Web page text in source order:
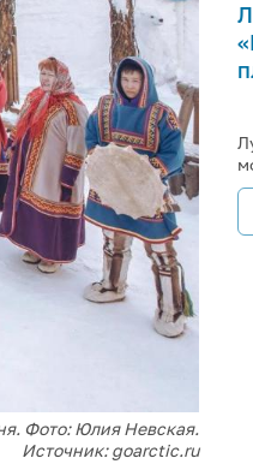
Фото: Юлия Невская.
Источник: goarctic.ru